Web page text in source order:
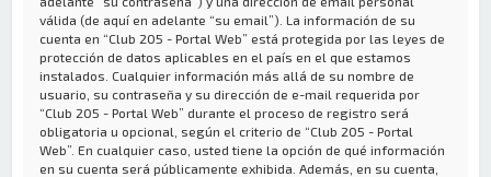
válida (de aquí en adelante “su email”). La información de su
cuenta en “Club 205 - Portal Web” está protegida por las leyes de
protección de datos aplicables en el país en el que estamos
instalados. Cualquier información más allá de su nombre de
usuario, su contraseña y su dirección de e-mail requerida por
“Club 205 - Portal Web” durante el proceso de registro será
obligatoria u opcional, según el criterio de “Club 205 - Portal
Web”. En cualquier caso, usted tiene la opción de qué información
en su cuenta será públicamente exhibida. Además, en su cuenta,